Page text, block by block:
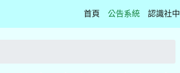
首頁 (current)
公告系統 認識社中